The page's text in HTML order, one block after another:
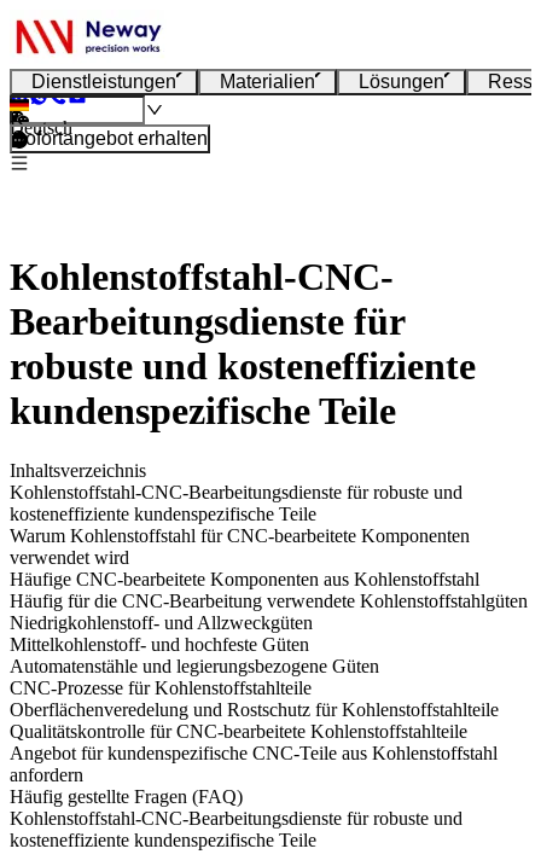
Dienstleistungen Materialien Lösungen
Deutsch
Sofortangebot erhalten
Kohlenstoffstahl-CNC-
Bearbeitungsdienste für
robuste und kosteneffiziente
kundenspezifische Teile
Inhaltsverzeichnis
Kohlenstoffstahl-CNC-Bearbeitungsdienste für robuste und
kosteneffiziente kundenspezifische Teile
Warum Kohlenstoffstahl für CNC-bearbeitete Komponenten
verwendet wird
Häufige CNC-bearbeitete Komponenten aus Kohlenstoffstahl
Häufig für die CNC-Bearbeitung verwendete Kohlenstoffstahlgüten
Niedrigkohlenstoff- und Allzweckgüten
Mittelkohlenstoff- und hochfeste Güten
Automatenstähle und legierungsbezogene Güten
CNC-Prozesse für Kohlenstoffstahlteile
Oberflächenveredelung und Rostschutz für Kohlenstoffstahlteile
Qualitätskontrolle für CNC-bearbeitete Kohlenstoffstahlteile
Angebot für kundenspezifische CNC-Teile aus Kohlenstoffstahl
anfordern
Häufig gestellte Fragen (FAQ)
Kohlenstoffstahl-CNC-Bearbeitungsdienste für robuste und
kosteneffiziente kundenspezifische Teile